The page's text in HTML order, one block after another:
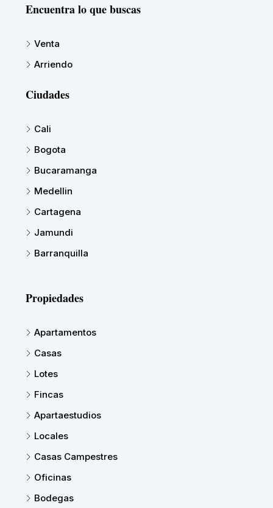
Encuentra lo que buscas
Venta
Arriendo
Ciudades
Cali
Bogota
Bucaramanga
Medellin
Cartagena
Jamundi
Barranquilla
Propiedades
Apartamentos
Casas
Lotes
Fincas
Apartaestudios
Locales
Casas Campestres
Oficinas
Bodegas